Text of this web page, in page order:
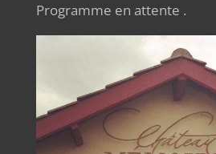
Programme en attente .